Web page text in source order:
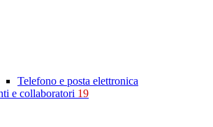
Telefono e posta elettronica
e collaboratori 19